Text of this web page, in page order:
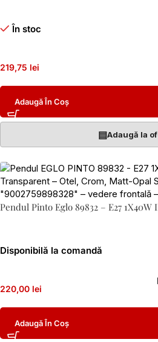
În stoc
219,75 lei
Adaugă În Coș
▤Adaugă la
Pendul Pinto Eglo 89832 – E27 1X40W
Disponibilă la comandă
220,00 lei
Adaugă În Coș